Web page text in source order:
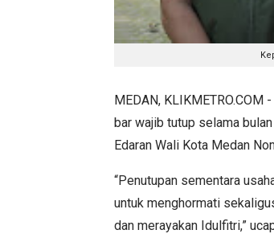
MEDAN, KLIKMETRO.COM
bar wajib tutup selama
Edaran Wali Kota Medan
“Penutupan sementara
untuk menghormati
dan merayakan Idulfitri,”